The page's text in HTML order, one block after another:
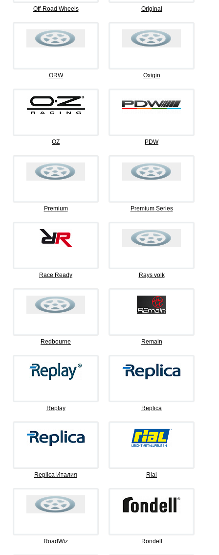
Off-Road Wheels Original
ORW Oxigin
OZ PDW
Premium Premium Series
Race Ready Rays volk
Redbourne Remain
Replay Replica
Replica Италия Rial
RoadWiz Rondell